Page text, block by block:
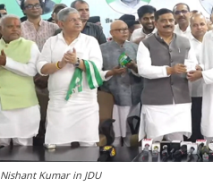
Nishant Kumar in JDU